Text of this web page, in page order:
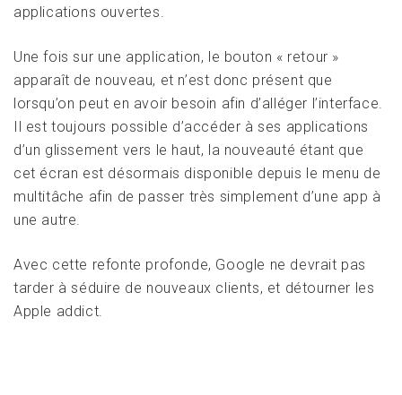
applications ouvertes.
Une fois sur une application, le bouton « retour »
apparaît de nouveau, et n’est donc présent que
lorsqu’on peut en avoir besoin afin d’alléger l’interface.
Il est toujours possible d’accéder à ses applications
d’un glissement vers le haut, la nouveauté étant que
cet écran est désormais disponible depuis le menu de
multitâche afin de passer très simplement d’une app à
une autre.
Avec cette refonte profonde, Google ne devrait pas
tarder à séduire de nouveaux clients, et détourner les
Apple addict.